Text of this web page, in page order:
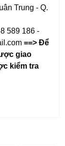
Trung - Q.
589 186 -
==> Để
giao
kiểm tra